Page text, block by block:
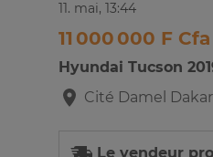
11. mai, 13:44
11 000 000 F Cfa
Hyundai Tucson
Cité Damel
Dakar
Le vendeur